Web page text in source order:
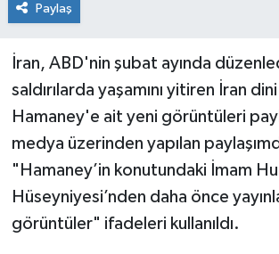
Paylaş
İran, ABD'nin şubat ayında
saldırılarda yaşamını yitiren İran
Hamaney'e ait yeni görüntüleri
medya üzerinden yapılan
"Hamaney’in konutundaki İmam
Hüseyniyesi’nden daha önce
görüntüler" ifadeleri kullanıldı.